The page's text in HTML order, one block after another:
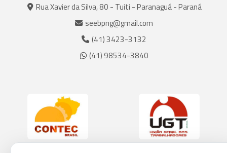
Rua Xavier da Silva, 80 - Tuiti - Paranaguá - Paraná
seebpng@gmail.com
(41) 3423-3132
(41) 98534-3840